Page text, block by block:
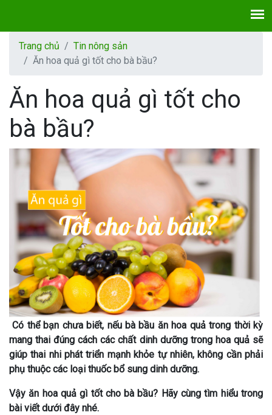
Trang chủ
Tin nông sản
Ăn hoa quả gì tốt cho bà bầu?
Ăn hoa quả gì tốt cho
bà bầu?
Có thể bạn chưa biết, nếu bà bầu ăn hoa quả trong thời kỳ
mang thai đúng cách các chất dinh dưỡng trong hoa quả sẽ
giúp thai nhi phát triển mạnh khỏe tự nhiên, không cần phải
phụ thuộc các loại thuốc bổ sung dinh dưỡng.
Vậy ăn hoa quả gì tốt cho bà bầu? Hãy cùng tìm hiểu trong
bài viết dưới đây nhé.